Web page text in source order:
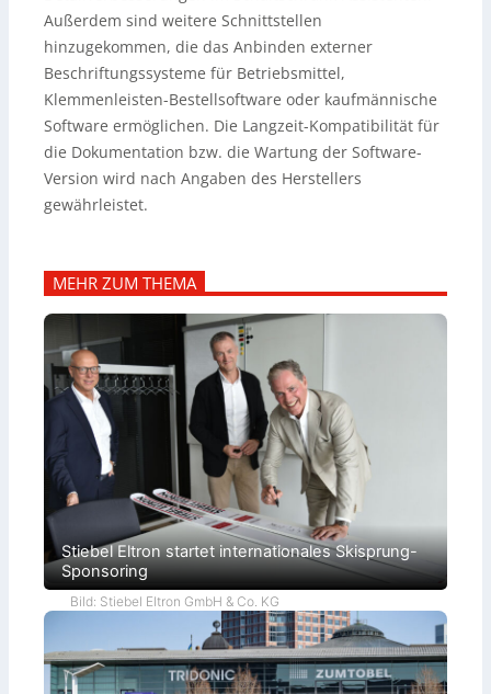
Außerdem sind weitere Schnittstellen
hinzugekommen, die das Anbinden externer
Beschriftungssysteme für Betriebsmittel,
Klemmenleisten-Bestellsoftware oder kaufmännische
Software ermöglichen. Die Langzeit-Kompatibilität für
die Dokumentation bzw. die Wartung der Software-
Version wird nach Angaben des Herstellers
gewährleistet.
MEHR ZUM THEMA
Stiebel Eltron startet internationales Skisprung-
Sponsoring
Bild: Stiebel Eltron GmbH & Co. KG